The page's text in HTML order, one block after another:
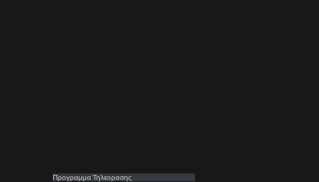
Προγραμμα Τηλεορασης